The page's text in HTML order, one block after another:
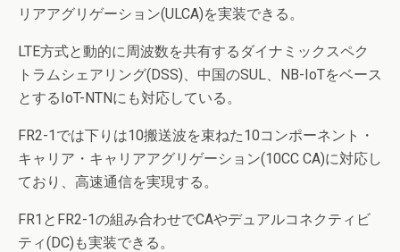
リアアグリゲーション(ULCA)を実装できる。
LTE方式と動的に周波数を共有するダイナミックスペク
トラムシェアリング(DSS)、中国のSUL、NB-IoTをベース
とするIoT-NTNにも対応している。
FR2-1では下りは10搬送波を束ねた10コンポーネント・
キャリア・キャリアアグリゲーション(10CC CA)に対応し
ており、高速通信を実現する。
FR1とFR2-1の組み合わせでCAやデュアルコネクティビ
ティ(DC)も実装できる。